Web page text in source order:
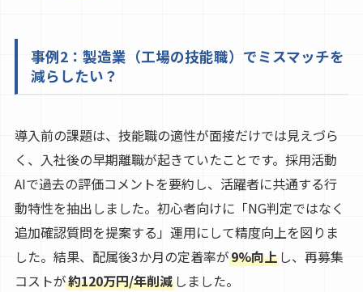
事例2：製造業（工場の技能職）でミスマッチを
減らしたい？
導入前の課題は、技能職の適性が面接だけでは見えづら
く、入社後の早期離職が起きていたことです。採用活動
AIで過去の評価コメントを要約し、活躍者に共通する行
動特性を抽出しました。初心者向けに「NG判定ではなく
追加確認質問を提案する」運用にして精度向上を図りま
した。結果、配属後3か月の定着率が9%向上し、再募集
コストが約120万円/年削減しました。